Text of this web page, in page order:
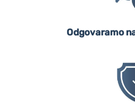
Odgovaramo